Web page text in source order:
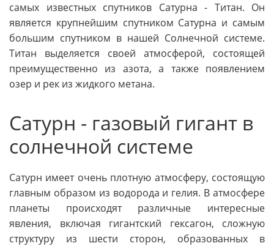
самых известных спутников Сатурна - Титан. Он
является крупнейшим спутником Сатурна и самым
большим спутником в нашей Солнечной системе.
Титан выделяется своей атмосферой, состоящей
преимущественно из азота, а также появлением
озер и рек из жидкого метана.
Сатурн - газовый гигант в
солнечной системе
Сатурн имеет очень плотную атмосферу, состоящую
главным образом из водорода и гелия. В атмосфере
планеты происходят различные интересные
явления, включая гигантский гексагон, сложную
структуру из шести сторон, образованных в